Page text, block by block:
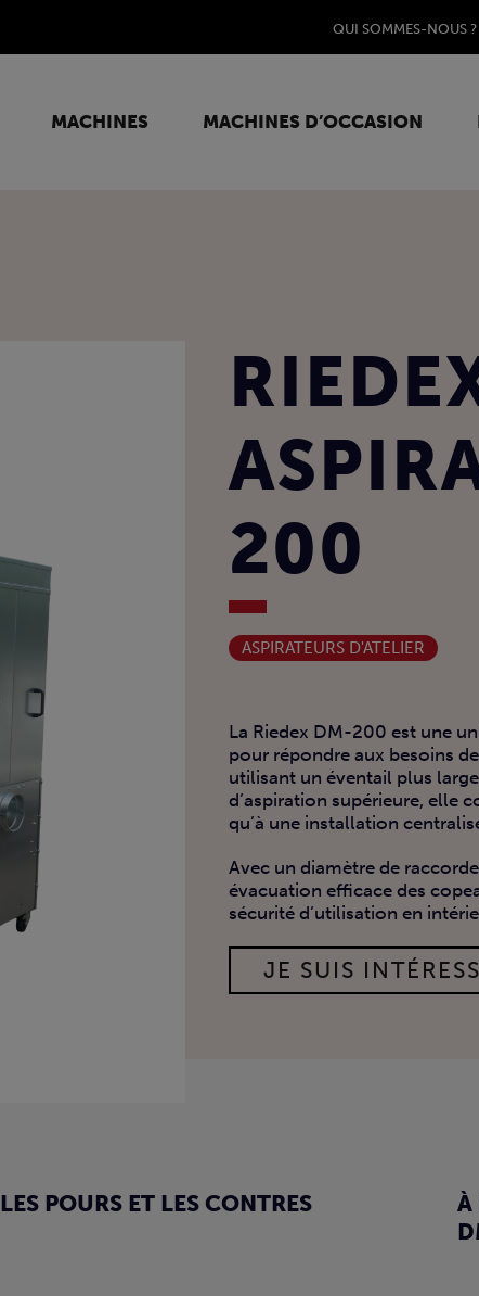
QUI SOMMES-NOUS ?
MACHINES MACHINES D’OCCASION
200
ASPIRATEURS D'ATELIER
La Riedex DM-200 est une
pour répondre aux besoins
utilisant un éventail plus
d’aspiration supérieure, elle
qu’à une installation
Avec un diamètre de
évacuation efficace des
sécurité d’utilisation en
JE SUIS
LES POURS ET LES CONTRES
À